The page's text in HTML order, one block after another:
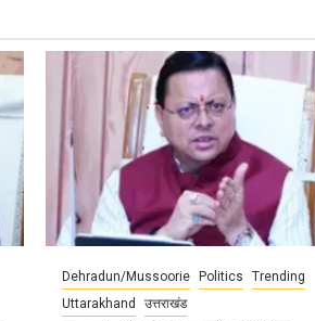
Dehradun/Mussoorie Politics
Trending
Uttarakhand
उत्तराखंड